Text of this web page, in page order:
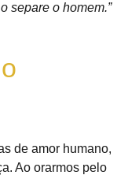
separe o homem.”
de amor humano,
Ao orarmos pelo